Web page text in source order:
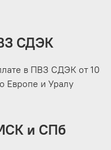
СДЭК
в ПВЗ СДЭК от 10
Европе и Уралу
и СПб